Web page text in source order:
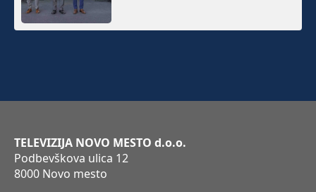
TELEVIZIJA NOVO MESTO d.o.o.
Podbevškova ulica 12
8000 Novo mesto